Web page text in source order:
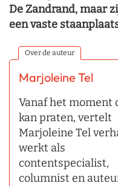
De Zandrand, maar
een vaste
Over de auteur
Marjoleine Tel
Vanaf het moment
kan praten, vertelt
Marjoleine Tel
werkt als
contentspecialist,
columnist en